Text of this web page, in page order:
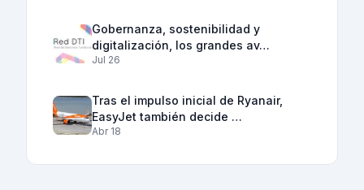
Gobernanza, sostenibilidad y
digitalización, los grandes av…
Jul 26
Tras el impulso inicial de Ryanair,
EasyJet también decide …
Abr 18